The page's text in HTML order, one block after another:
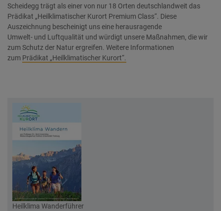
Scheidegg trägt als einer von nur 18 Orten deutschlandweit das
Prädikat „Heilklimatischer Kurort Premium Class“. Diese
Auszeichnung bescheinigt uns eine herausragende
Umwelt- und Luftqualität und würdigt unsere Maßnahmen, die wir
zum Schutz der Natur ergreifen. Weitere Informationen
zum Prädikat „Heilklimatischer Kurort“.
Heilklima Wanderführer